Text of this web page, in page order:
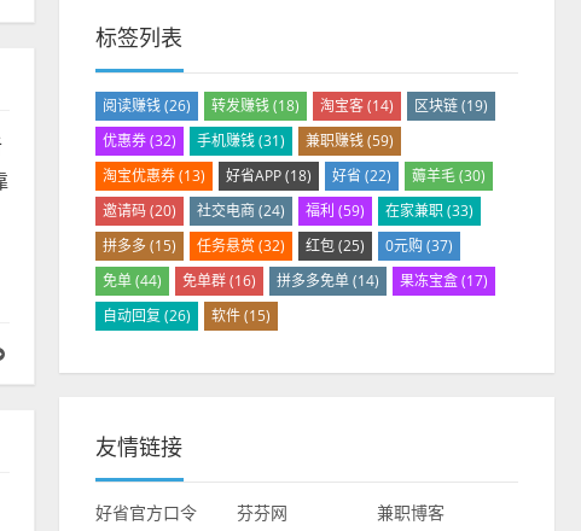
标签列表
阅读赚钱(26) 转发赚钱(18) 淘宝客(14) 区块链(19)
优惠券(32) 手机赚钱(31) 兼职赚钱(59)
淘宝优惠券(13) 好省APP(18) 好省 (22) 薅羊毛(30)
邀请码(20) 社交电商(24) 福利 (59) 在家兼职(33)
拼多多 (15) 任务悬赏 (32) 红包(25) 0元购(37)
免单(44) 免单群(16) 拼多多免单(14) 果冻宝盒(17)
自动回复 (26) 软件(15)
友情链接
好省官方口令 芬芬网 兼职博客